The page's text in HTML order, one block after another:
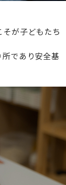
が子どもたち
であり安全基